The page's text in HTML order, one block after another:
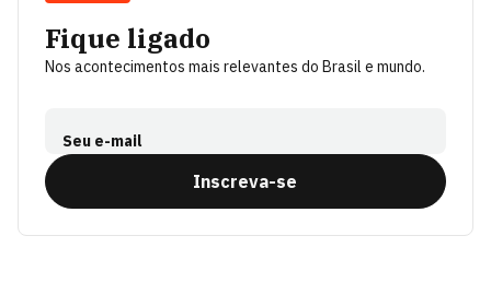
Fique ligado
Nos acontecimentos mais relevantes do Brasil e mundo.
Seu e-mail
Inscreva-se